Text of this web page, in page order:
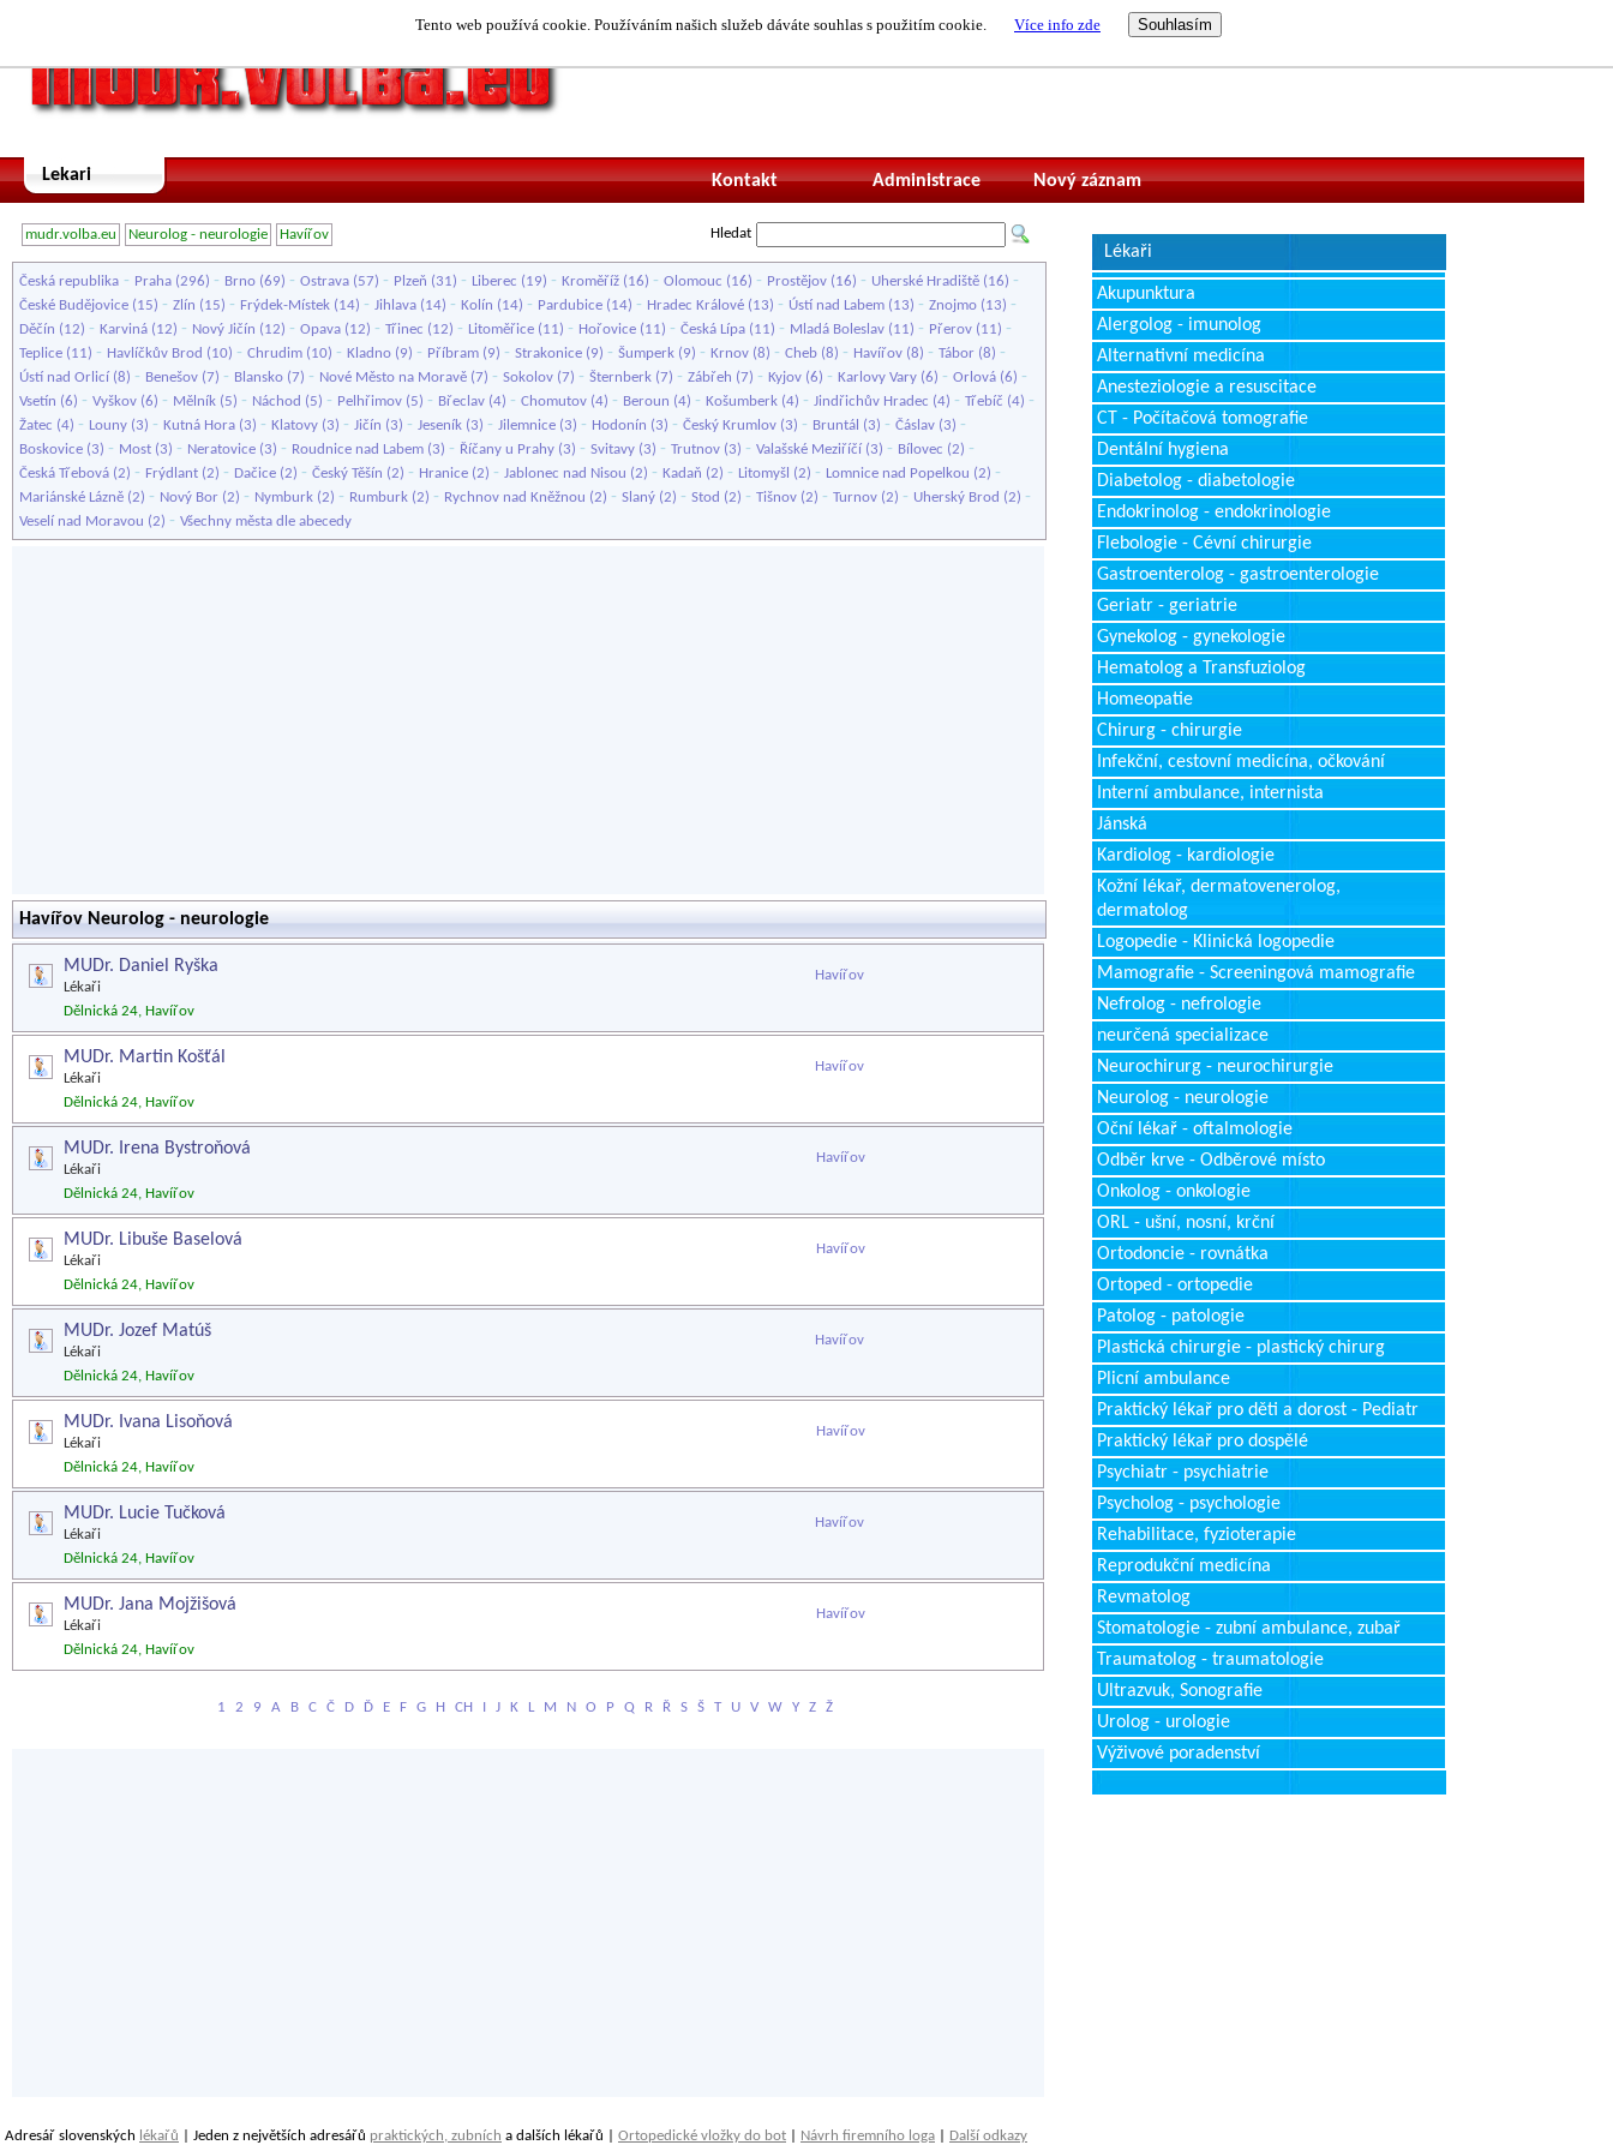
Tento web používá cookie. Používáním našich služeb dáváte souhlas s použitím cookie. Více info zde
Lekari Nový záznam
Administrace
Kontakt
mudr.volba.eu Neurolog - neurologie Havířov Hledat
Česká republika - Praha (296) - Brno (69) - Ostrava (57) - Plzeň (31) - Liberec (19) - Kroměříž (16) - Olomouc (16) - Prostějov (16) - Uherské Hradiště (16) -
České Budějovice (15) - Zlín (15) - Frýdek-Místek (14) - Jihlava (14) - Kolín (14) - Pardubice (14) - Hradec Králové (13) - Ústí nad Labem (13) - Znojmo (13) -
Děčín (12) - Karviná (12) - Nový Jičín (12) - Opava (12) - Třinec (12) - Litoměřice (11) - Hořovice (11) - Česká Lípa (11) - Mladá Boleslav (11) - Přerov (11) -
Teplice (11) - Havlíčkův Brod (10) - Chrudim (10) - Kladno (9) - Příbram (9) - Strakonice (9) - Šumperk (9) - Krnov (8) - Cheb (8) - Havířov (8) - Tábor (8) -
Ústí nad Orlicí (8) - Benešov (7) - Blansko (7) - Nové Město na Moravě (7) - Sokolov (7) - Šternberk (7) - Zábřeh (7) - Kyjov (6) - Karlovy Vary (6) - Orlová (6) -
Vsetín (6) - Vyškov (6) - Mělník (5) - Náchod (5) - Pelhřimov (5) - Břeclav (4) - Chomutov (4) - Beroun (4) - Košumberk (4) - Jindřichův Hradec (4) - Třebíč (4) -
Žatec (4) - Louny (3) - Kutná Hora (3) - Klatovy (3) - Jičín (3) - Jeseník (3) - Jilemnice (3) - Hodonín (3) - Český Krumlov (3) - Bruntál (3) - Čáslav (3) -
Boskovice (3) - Most (3) - Neratovice (3) - Roudnice nad Labem (3) - Říčany u Prahy (3) - Svitavy (3) - Trutnov (3) - Valašské Meziříčí (3) - Bílovec (2) -
Česká Třebová (2) - Frýdlant (2) - Dačice (2) - Český Těšín (2) - Hranice (2) - Jablonec nad Nisou (2) - Kadaň (2) - Litomyšl (2) - Lomnice nad Popelkou (2) -
Mariánské Lázně (2) - Nový Bor (2) - Nymburk (2) - Rumburk (2) - Rychnov nad Kněžnou (2) - Slaný (2) - Stod (2) - Tišnov (2) - Turnov (2) - Uherský Brod (2) -
Veselí nad Moravou (2) - Všechny města dle abecedy
Havířov Neurolog - neurologie
MUDr. Daniel Ryška
Lékaři
Havířov
Dělnická 24, Havířov
MUDr. Martin Košťál
Lékaři
Havířov
Dělnická 24, Havířov
MUDr. Irena Bystroňová
Lékaři
Havířov
Dělnická 24, Havířov
MUDr. Libuše Baselová
Lékaři
Havířov
Dělnická 24, Havířov
MUDr. Jozef Matúš
Lékaři
Havířov
Dělnická 24, Havířov
MUDr. Ivana Lisoňová
Lékaři
Havířov
Dělnická 24, Havířov
MUDr. Lucie Tučková
Lékaři
Havířov
Dělnická 24, Havířov
MUDr. Jana Mojžišová
Lékaři
Havířov
Dělnická 24, Havířov
1 2 9 A B C Č D Ď E F G H CH I J K L M N O P Q R Ř S Š T U V W Y Z Ž
Lékaři
Akupunktura
Alergolog - imunolog
Alternativní medicína
Anesteziologie a resuscitace
CT - Počítačová tomografie
Dentální hygiena
Diabetolog - diabetologie
Endokrinolog - endokrinologie
Flebologie - Cévní chirurgie
Gastroenterolog - gastroenterologie
Geriatr - geriatrie
Gynekolog - gynekologie
Hematolog a Transfuziolog
Homeopatie
Chirurg - chirurgie
Infekční, cestovní medicína, očkování
Interní ambulance, internista
Jánská
Kardiolog - kardiologie
Kožní lékař, dermatovenerolog,
dermatolog
Logopedie - Klinická logopedie
Mamografie - Screeningová mamografie
Nefrolog - nefrologie
neurčená specializace
Neurochirurg - neurochirurgie
Neurolog - neurologie
Oční lékař - oftalmologie
Odběr krve - Odběrové místo
Onkolog - onkologie
ORL - ušní, nosní, krční
Ortodoncie - rovnátka
Ortoped - ortopedie
Patolog - patologie
Plastická chirurgie - plastický chirurg
Plicní ambulance
Praktický lékař pro děti a dorost - Pediatr
Praktický lékař pro dospělé
Psychiatr - psychiatrie
Psycholog - psychologie
Rehabilitace, fyzioterapie
Reprodukční medicína
Revmatolog
Stomatologie - zubní ambulance, zubař
Traumatolog - traumatologie
Ultrazvuk, Sonografie
Urolog - urologie
Výživové poradenství
Adresář slovenských lékařů | Jeden z největších adresářů praktických, zubních a dalších lékařů | Ortopedické vložky do bot Návrh firemního loga Další odkazy